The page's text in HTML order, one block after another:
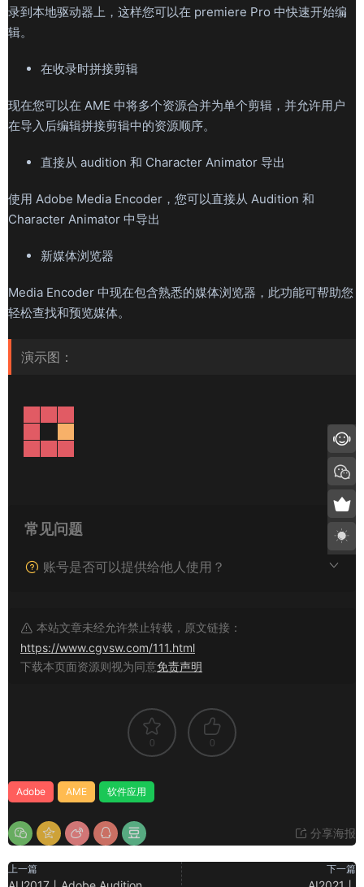
录到本地驱动器上，这样您可以在 premiere Pro 中快速开始编
辑。
在收录时拼接剪辑
现在您可以在 AME 中将多个资源合并为单个剪辑，并允许用户
在导入后编辑拼接剪辑中的资源顺序。
直接从 audition 和 Character Animator 导出
使用 Adobe Media Encoder，您可以直接从 Audition 和
Character Animator 中导出
新媒体浏览器
Media Encoder 中现在包含熟悉的媒体浏览器，此功能可帮助您
轻松查找和预览媒体。
演示图：
常见问题
账号是否可以提供给他人使用？
本站文章未经允许禁止转载，原文链接：
https://www.cgvsw.com/111.html
下载本页面资源则视为同意免责声明
0 0
Adobe AME 软件应用
分享海报
上一篇 下一篇